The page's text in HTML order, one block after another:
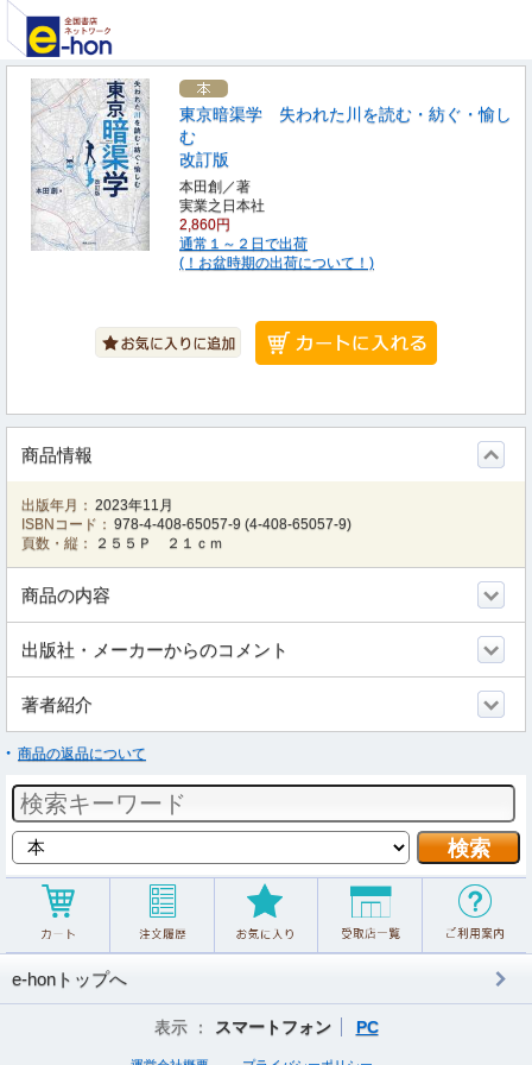
東京暗渠学 失われた川を読む・紡ぐ・愉し
む
改訂版
本田創／著
実業之日本社
2,860円
通常１～２日で出荷
(！お盆時期の出荷について！)
商品情報
出版年月： 2023年11月
ISBNコード： 978-4-408-65057-9 (4-408-65057-9)
頁数・縦：
２５５Ｐ ２１ｃｍ
商品の内容
出版社・メーカーからのコメント
著者紹介
商品の返品について
e-honトップへ
表示 ： スマートフォン PC